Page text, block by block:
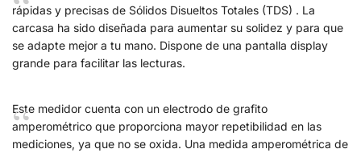
rápidas y precisas de Sólidos Disueltos Totales (TDS) . La
carcasa ha sido diseñada para aumentar su solidez y para que
se adapte mejor a tu mano. Dispone de una pantalla display
grande para facilitar las lecturas.
Este medidor cuenta con un electrodo de grafito
amperométrico que proporciona mayor repetibilidad en las
mediciones, ya que no se oxida. Una medida amperométrica de